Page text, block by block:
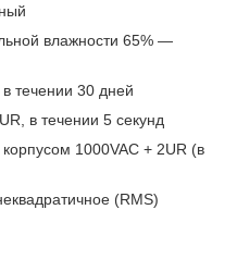
влажности 65% ―
течении 30 дней
в течении 5 секунд
1000VAC + 2UR (в
(RMS)